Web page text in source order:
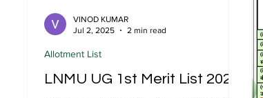
LNMU UG 1st Merit List 2025
Allotment List
VINOD KUMAR
Jul 2, 2025
2 min read